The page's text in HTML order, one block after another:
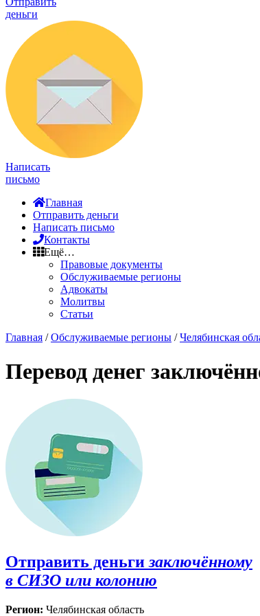
деньги
Написать
письмо
Главная
Отправить деньги
Написать письмо
Контакты
Ещё…
Правовые документы
Обслуживаемые регионы
Адвокаты
Молитвы
Статьи
Главная /Обслуживаемые регионы /Челябинская
Перевод денег
Отправить деньги заключённому
в СИЗО или колонию
Регион: Челябинская область